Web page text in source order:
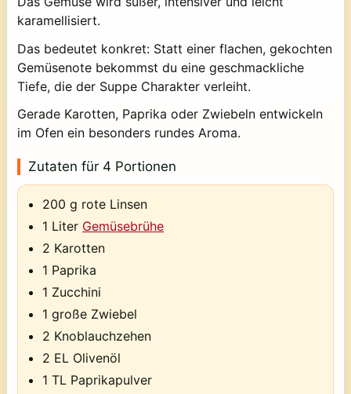
karamellisiert.
Das bedeutet konkret: Statt einer flachen, gekochten
Gemüsenote bekommst du eine geschmackliche
Tiefe, die der Suppe Charakter verleiht.
Gerade Karotten, Paprika oder Zwiebeln entwickeln
im Ofen ein besonders rundes Aroma.
Zutaten für 4 Portionen
200 g rote Linsen
1 Liter Gemüsebrühe
2 Karotten
1 Paprika
1 Zucchini
1 große Zwiebel
2 Knoblauchzehen
2 EL Olivenöl
1 TL Paprikapulver